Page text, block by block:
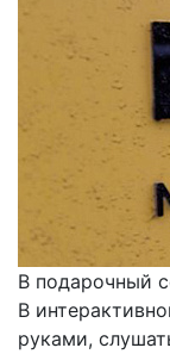
В подарочный
В
руками,